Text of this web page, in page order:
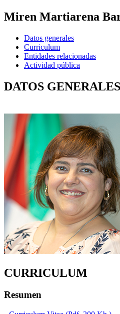
Miren Martiarena
Datos generales
Curriculum
Entidades relacionadas
Actividad pública
DATOS GENERALES
CURRICULUM
Resumen